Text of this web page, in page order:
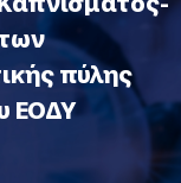
πύλης
ΕΟΔΥ